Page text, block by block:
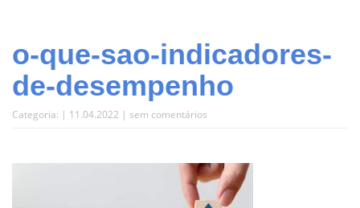
o-que-sao-indicadores-
de-desempenho
Categoria: | 11.04.2022 | sem comentários